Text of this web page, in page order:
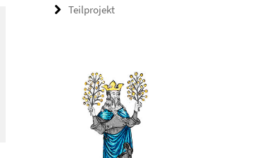
Teilprojekt